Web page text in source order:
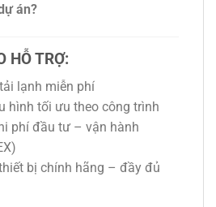
án?
HỖ TRỢ:
lạnh miễn phí
hình tối ưu theo công trình
phí đầu tư – vận hành
bị chính hãng – đầy đủ